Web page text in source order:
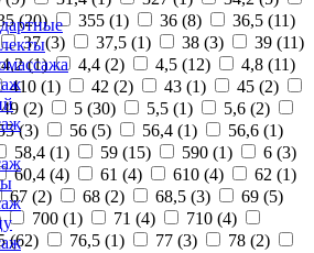
(20) 355 (1) 36 (8) 36,5 (11)
37 (3) 37,5 (1) 38 (3) 39 (11)
4,2 (1) 4,4 (2) 4,5 (12) 4,8 (11)
410 (1) 42 (2) 43 (1) 45 (2)
49 (2) 5 (30) 5,5 (1) 5,6 (2)
(3) 56 (5) 56,4 (1) 56,6 (1)
58,4 (1) 59 (15) 590 (1) 6 (3)
60,4 (4) 61 (4) 610 (4) 62 (1)
67 (2) 68 (2) 68,5 (3) 69 (5)
700 (1) 71 (4) 710 (4)
(62) 76,5 (1) 77 (3) 78 (2)